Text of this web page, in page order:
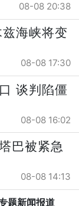
08-08 20:38
海峡将变
08-08 17:30
谈判陷僵
08-08 16:02
巴被紧急
08-08 14:13
题新闻报道